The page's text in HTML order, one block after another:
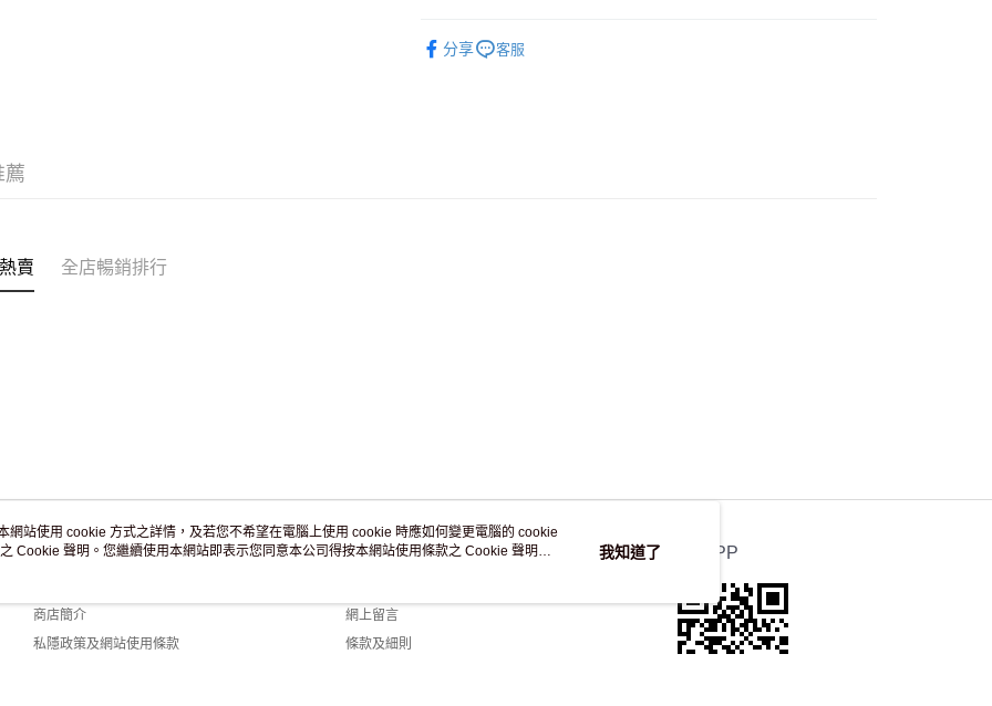
分享
客服
薦
賣 全店暢銷排行
關於我們
商店簡介
私隱政策及網站使用條款
客戶服務
網上留言
條款及細則
官方APP
網站使用 cookie 方式之詳情，及若您不希望在電腦上使用 cookie 時應如何變更電腦的 cookie
Cookie 聲明。您繼續使用本網站即表示您同意本公司得按本網站使用條款之 Cookie 聲明使
我知道了